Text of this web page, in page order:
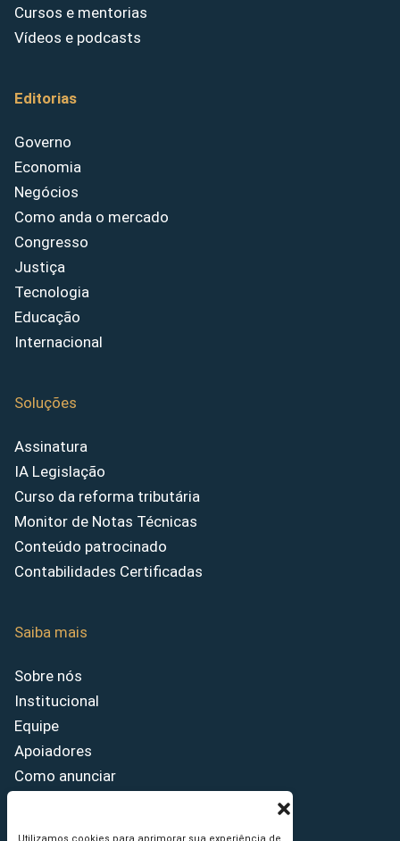
Cursos e mentorias
Vídeos e podcasts
Editorias
Governo
Economia
Negócios
Como anda o mercado
Congresso
Justiça
Tecnologia
Educação
Internacional
Soluções
Assinatura
IA Legislação
Curso da reforma tributária
Monitor de Notas Técnicas
Conteúdo patrocinado
Contabilidades Certificadas
Saiba mais
Sobre nós
Institucional
Equipe
Apoiadores
Como anunciar